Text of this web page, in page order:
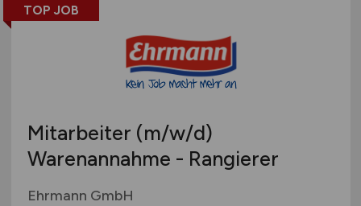
TOP JOB
Mitarbeiter (m/w/d)
Warenannahme - Rangierer
Ehrmann GmbH